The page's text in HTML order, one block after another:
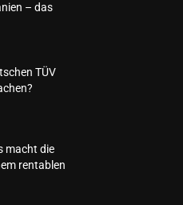
– das
TÜV
macht die
rentablen